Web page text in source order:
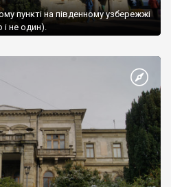
пункті на південному узбережжі
і не один).